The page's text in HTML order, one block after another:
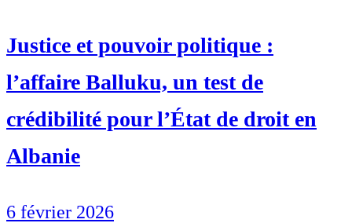
Justice et pouvoir politique :
l’affaire Balluku, un test de
crédibilité pour l’État de droit en
Albanie
6 février 2026